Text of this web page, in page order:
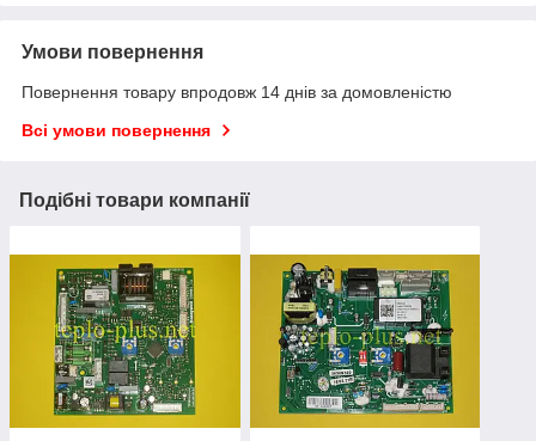
Умови повернення
Повернення товару впродовж 14 днів за домовленістю
Всі умови повернення
Подібні товари компанії